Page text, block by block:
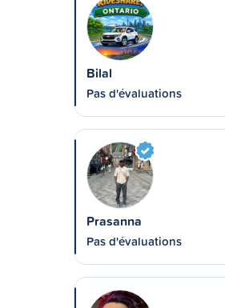
Bilal
Pas d'évaluations
Prasanna
Pas d'évaluations